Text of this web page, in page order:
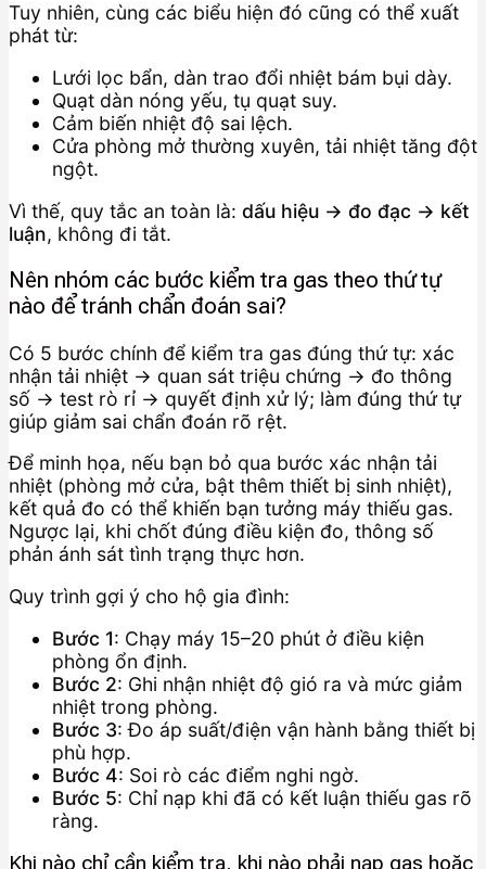
Tuy nhiên, cùng các biểu hiện đó cũng có thể xuất
phát từ:
Lưới lọc bẩn, dàn trao đổi nhiệt bám bụi dày.
Quạt dàn nóng yếu, tụ quạt suy.
Cảm biến nhiệt độ sai lệch.
Cửa phòng mở thường xuyên, tải nhiệt tăng đột
ngột.
Vì thế, quy tắc an toàn là: dấu hiệu → đo đạc → kết
luận, không đi tắt.
Nên nhóm các bước kiểm tra gas theo thứ tự
nào để tránh chẩn đoán sai?
Có 5 bước chính để kiểm tra gas đúng thứ tự: xác
nhận tải nhiệt → quan sát triệu chứng → đo thông
số → test rò rỉ → quyết định xử lý; làm đúng thứ tự
giúp giảm sai chẩn đoán rõ rệt.
Để minh họa, nếu bạn bỏ qua bước xác nhận tải
nhiệt (phòng mở cửa, bật thêm thiết bị sinh nhiệt),
kết quả đo có thể khiến bạn tưởng máy thiếu gas.
Ngược lại, khi chốt đúng điều kiện đo, thông số
phản ánh sát tình trạng thực hơn.
Quy trình gợi ý cho hộ gia đình:
Bước 1: Chạy máy 15–20 phút ở điều kiện
phòng ổn định.
Bước 2: Ghi nhận nhiệt độ gió ra và mức giảm
nhiệt trong phòng.
Bước 3: Đo áp suất/điện vận hành bằng thiết bị
phù hợp.
Bước 4: Soi rò các điểm nghi ngờ.
Bước 5: Chỉ nạp khi đã có kết luận thiếu gas rõ
ràng.
Khi nào chỉ cần kiểm tra, khi nào phải nạp gas hoặc